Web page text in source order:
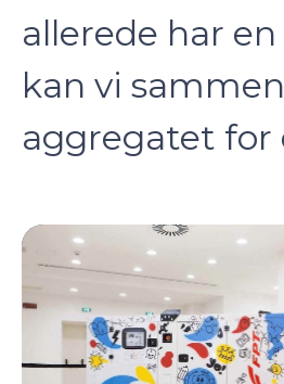
allerede har
kan vi
aggregatet for